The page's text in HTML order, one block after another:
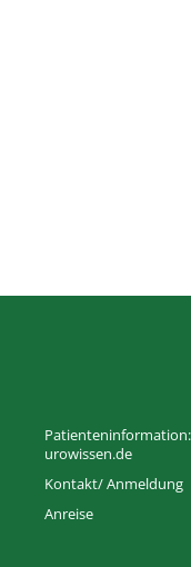
Patienteninformation:
urowissen.de
Kontakt/ Anmeldung
Anreise